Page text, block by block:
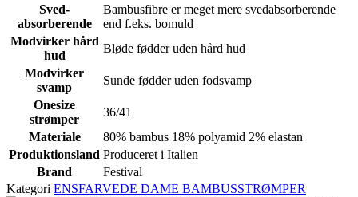
Sved-
absorberende
Bambusfibre er meget mere svedabsorberende
end f.eks. bomuld
Modvirker hård
hud
Bløde fødder uden hård hud
Modvirker
svamp
Sunde fødder uden fodsvamp
Onesize
strømper
36/41
Materiale
80% bambus 18% polyamid 2% elastan
Produktionsland Produceret i Italien
Brand
Festival
Kategori ENSFARVEDE DAME BAMBUSSTRØMPER